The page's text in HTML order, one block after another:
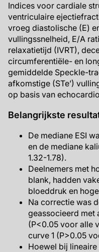
Indices voor cardiale
ventriculaire
vroeg diastolische (E)
vullingssnelheid, E/A
relaxatietijd (IVRT),
circumferentiële- en
gemiddelde Speckle-
afkomstige (STe’)
op basis van
Belangrijkste
De mediane ESI
en de mediane
1.32-1.78).
Deelnemers met
blank, hadden
bloeddruk en
Na correctie was
geassocieerd met
(P<0.05 voor alle
curve 1 (P>0.05
Hoewel bij